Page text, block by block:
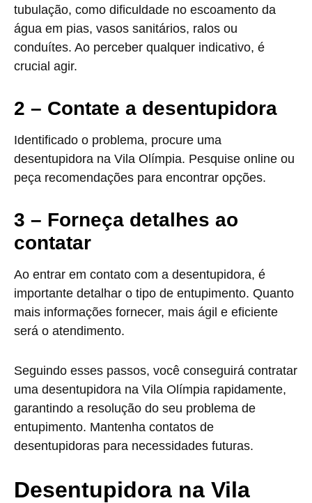
tubulação, como dificuldade no escoamento da
água em pias, vasos sanitários, ralos ou
conduítes. Ao perceber qualquer indicativo, é
crucial agir.
2 – Contate a desentupidora
Identificado o problema, procure uma
desentupidora na Vila Olímpia. Pesquise online ou
peça recomendações para encontrar opções.
3 – Forneça detalhes ao
contatar
Ao entrar em contato com a desentupidora, é
importante detalhar o tipo de entupimento. Quanto
mais informações fornecer, mais ágil e eficiente
será o atendimento.
Seguindo esses passos, você conseguirá contratar
uma desentupidora na Vila Olímpia rapidamente,
garantindo a resolução do seu problema de
entupimento. Mantenha contatos de
desentupidoras para necessidades futuras.
Desentupidora na Vila